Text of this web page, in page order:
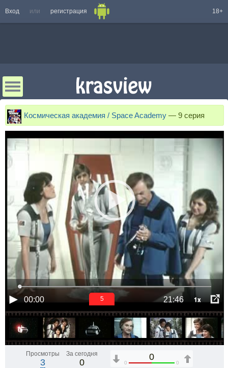
Вход или регистрация 18+
Космическая академия / Space Academy — 9 серия
00:00 21:46 1x
5
Просмотры
3
За сегодня
0
0
0 0